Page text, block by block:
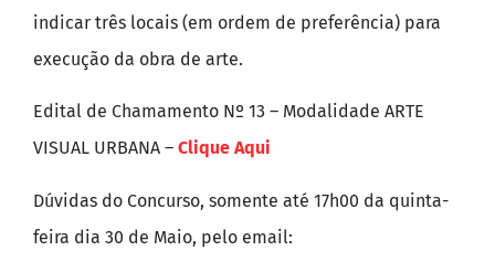
indicar três locais (em ordem de preferência) para
execução da obra de arte.
Edital de Chamamento Nº 13 – Modalidade ARTE
VISUAL URBANA – Clique Aqui
Dúvidas do Concurso, somente até 17h00 da quinta-
feira dia 30 de Maio, pelo email: